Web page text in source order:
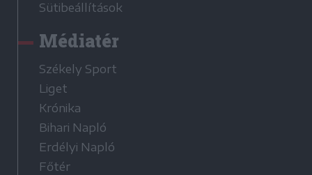
Sütibeállítások
Médiatér
Székely Sport
Liget
Krónika
Bihari Napló
Erdélyi Napló
Főtér